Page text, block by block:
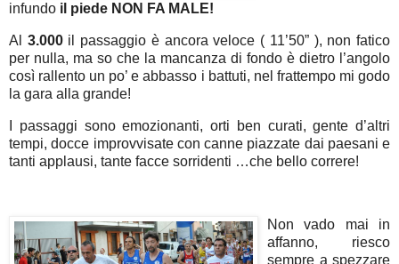
infundo il piede NON FA MALE!
Al 3.000il passaggio è ancora veloce ( 11’50” ), non fatico
per nulla, ma so che la mancanza di fondo è dietro l’angolo
così rallento un po’ e abbasso i battuti, nel frattempo mi godo
la gara alla grande!
I passaggi sono emozionanti, orti ben curati, gente d’altri
tempi, docce improvvisate con canne piazzate dai paesani e
tanti applausi, tante facce sorridenti …che bello correre!
Non vado mai in
affanno, riesco
sempre a spezzare